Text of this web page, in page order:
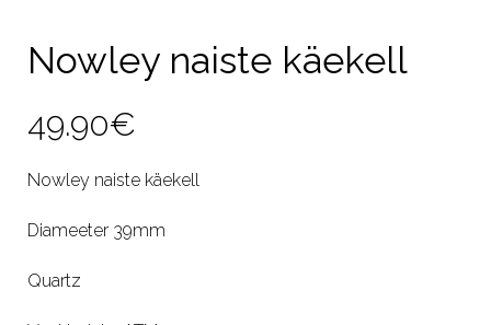
Nowley naiste käekell
49.90€
Nowley naiste käekell
Diameeter 39mm
Quartz